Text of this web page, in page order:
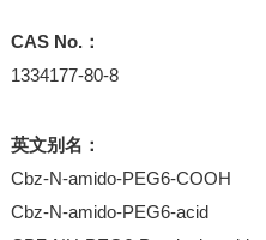
CAS No.：
1334177-80-8
英文别名：
Cbz-N-amido-PEG6-COOH
Cbz-N-amido-PEG6-acid